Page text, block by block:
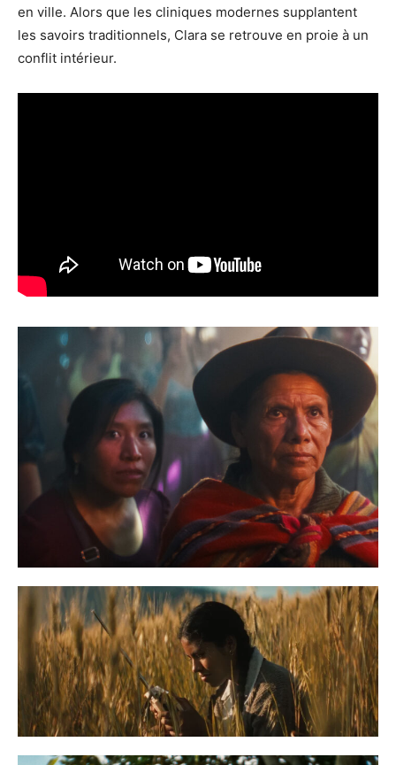
en ville. Alors que les cliniques modernes supplantent
les savoirs traditionnels, Clara se retrouve en proie à un
conflit intérieur.